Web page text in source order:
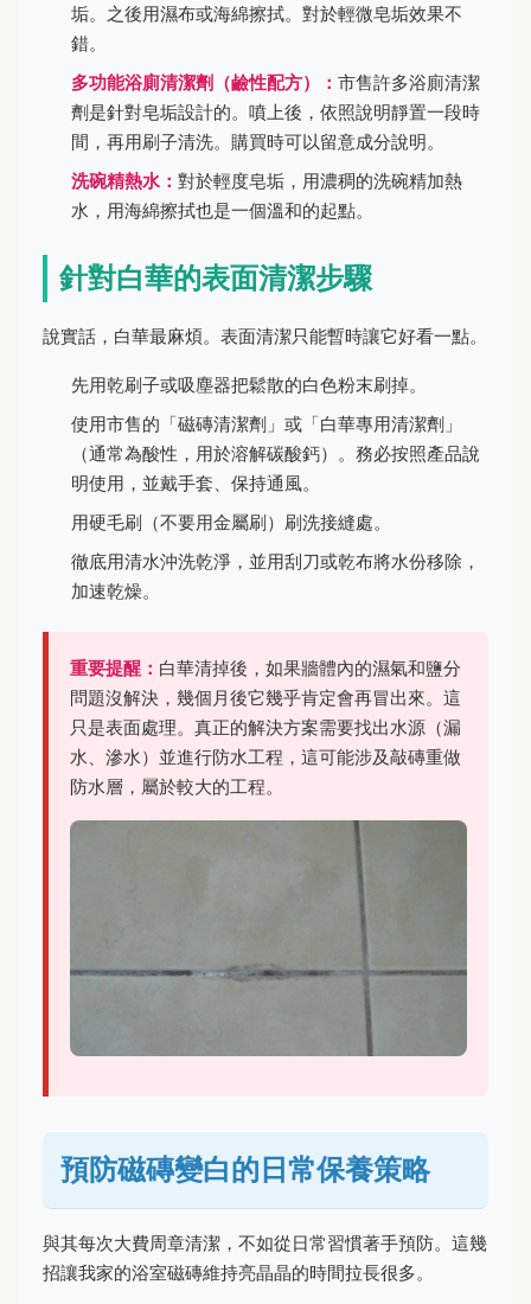
垢。之後用濕布或海綿擦拭。對於輕微皂垢效果不
錯。
多功能浴廁清潔劑（鹼性配方）： 市售許多浴廁清潔
劑是針對皂垢設計的。噴上後，依照說明靜置一段時
間，再用刷子清洗。購買時可以留意成分說明。
洗碗精熱水： 對於輕度皂垢，用濃稠的洗碗精加熱
水，用海綿擦拭也是一個溫和的起點。
針對白華的表面清潔步驟
說實話，白華最麻煩。表面清潔只能暫時讓它好看一點。
先用乾刷子或吸塵器把鬆散的白色粉末刷掉。
使用市售的「磁磚清潔劑」或「白華專用清潔劑」
（通常為酸性，用於溶解碳酸鈣）。務必按照產品說
明使用，並戴手套、保持通風。
用硬毛刷（不要用金屬刷）刷洗接縫處。
徹底用清水沖洗乾淨，並用刮刀或乾布將水份移除，
加速乾燥。
重要提醒： 白華清掉後，如果牆體內的濕氣和鹽分
問題沒解決，幾個月後它幾乎肯定會再冒出來。這
只是表面處理。真正的解決方案需要找出水源（漏
水、滲水）並進行防水工程，這可能涉及敲磚重做
防水層，屬於較大的工程。
預防磁磚變白的日常保養策略
與其每次大費周章清潔，不如從日常習慣著手預防。這幾
招讓我家的浴室磁磚維持亮晶晶的時間拉長很多。